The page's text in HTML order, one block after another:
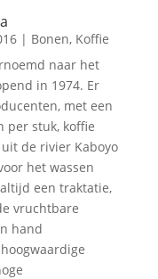
| Bonen, Koffie
naar het
in 1974. Er
met een
per stuk, koffie
de rivier Kaboyo
het wassen
een traktatie,
vruchtbare
hand